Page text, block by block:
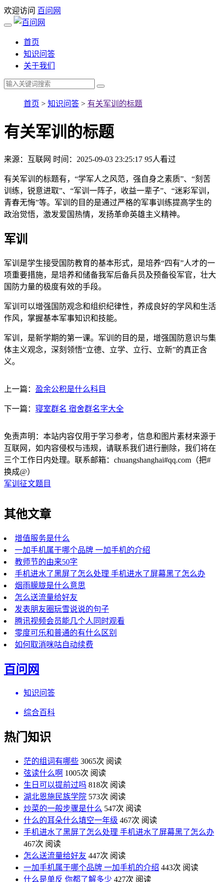
欢迎访问 百问网
首页
知识问答
关于我们
首页 > 知识问答 > 有关军训的标题
有关军训的标题
来源：互联网 时间：2025-09-03 23:25:17 95人看过
有关军训的标题有，“学军人之风范，强自身之素质”、“刻苦
训练，锐意进取”、“军训一阵子，收益一辈子”、“迷彩军训，
青春无悔”等。军训的目的是通过严格的军事训练提高学生的
政治觉悟，激发爱国热情，发扬革命英雄主义精神。
军训
军训是学生接受国防教育的基本形式，是培养“四有”人才的一
项重要措施，是培养和储备我军后备兵员及预备役军官，壮大
国防力量的极度有效的手段。
军训可以增强国防观念和组织纪律性，养成良好的学风和生活
作风，掌握基本军事知识和技能。
军训，是新学期的第一课。军训的目的是，增强国防意识与集
体主义观念，深刻领悟“立德、立学、立行、立新”的真正含
义。
上一篇： 盈余公积是什么科目
下一篇： 寝室群名 宿舍群名字大全
免责声明：本站内容仅用于学习参考，信息和图片素材来源于
互联网，如内容侵权与违规，请联系我们进行删除，我们将在
三个工作日内处理。联系邮箱：chuangshanghai#qq.com（把#
换成@）
军训征文题目
其他文章
增值服务是什么
一加手机属于哪个品牌 一加手机的介绍
教师节的由来50字
手机进水了黑屏了怎么处理 手机进水了屏幕黑了怎么办
烟雨朦胧是什么意思
怎么送流量给好友
发表朋友圈玩雪说说的句子
腾讯视频会员能几个人同时观看
零度可乐和普通的有什么区别
如何取消咪咕自动续费
百问网
知识问答
综合百科
热门知识
茫的组词有哪些 3065次 阅读
弦读什么啊 1005次 阅读
生日可以提前过吗 818次 阅读
湖北恩施民族学院 573次 阅读
炒菜的一般步骤是什么 547次 阅读
什么的耳朵什么填空一年级 467次 阅读
手机进水了黑屏了怎么处理 手机进水了屏幕黑了怎么办
467次 阅读
怎么送流量给好友 447次 阅读
一加手机属于哪个品牌 一加手机的介绍 443次 阅读
什么是单反 你都了解多少 427次 阅读